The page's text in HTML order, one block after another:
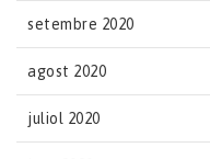
setembre 2020
agost 2020
juliol 2020